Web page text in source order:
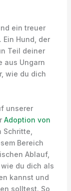
ein treuer
Hund, der
Teil deiner
aus Ungarn
wie du dich
unserer
Adoption von
Bereich
Ablauf,
du dich als
kannst und
solltest. So